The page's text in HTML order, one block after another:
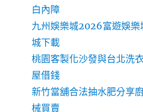
白內障
九州娛樂城2026富遊娛
城下載
桃園客製化沙發與台北洗
屋借錢
新竹當舖合法抽水肥分享
械買賣